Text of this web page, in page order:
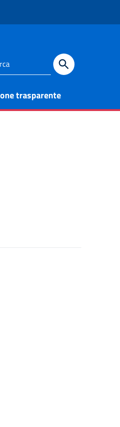
trasparente